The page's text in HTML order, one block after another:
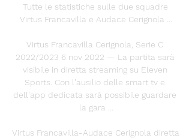
Tutte le statistiche sulle due squadre
Virtus Francavilla e Audace Cerignola ...
Virtus Francavilla Cerignola, Serie C
2022/2023 6 nov 2022 — La partita sarà
visibile in diretta streaming su Eleven
Sports. Con l'ausilio delle smart tv e
dell'app dedicata sarà possibile guardare
la gara ...
Virtus Francavilla-Audace Cerignola diretta